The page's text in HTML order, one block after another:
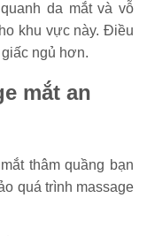
da mắt và vỗ
khu vực này. Điều
ngủ hơn.
mắt an
thâm quầng bạn
quá trình massage